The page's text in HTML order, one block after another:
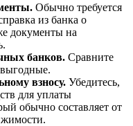
Обычно требуется
из банка о
документы на
банков. Сравните
взносу. Убедитесь,
для уплаты
обычно составляет от